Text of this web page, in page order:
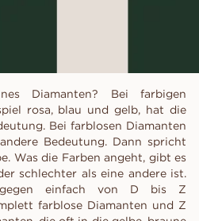
Diamanten? Bei farbigen
rosa, blau und gelb, hat die
Bei farblosen Diamanten
Bedeutung. Dann spricht
Was die Farben angeht, gibt es
schlechter als eine andere ist.
einfach von D bis Z
farblose Diamanten und Z